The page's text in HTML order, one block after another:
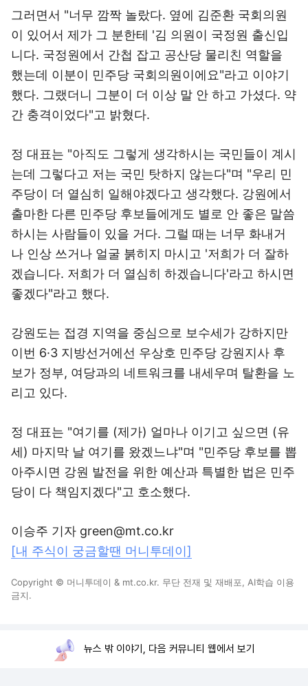
그러면서 "너무 깜짝 놀랐다. 옆에 김준환 국회의원
이 있어서 제가 그 분한테 '김 의원이 국정원 출신입
니다. 국정원에서 간첩 잡고 공산당 물리친 역할을
했는데 이분이 민주당 국회의원이에요"라고 이야기
했다. 그랬더니 그분이 더 이상 말 안 하고 가셨다. 약
간 충격이었다"고 밝혔다.
정 대표는 "아직도 그렇게 생각하시는 국민들이 계시
는데 그렇다고 저는 국민 탓하지 않는다"며 "우리 민
주당이 더 열심히 일해야겠다고 생각했다. 강원에서
출마한 다른 민주당 후보들에게도 별로 안 좋은 말씀
하시는 사람들이 있을 거다. 그럴 때는 너무 화내거
나 인상 쓰거나 얼굴 붉히지 마시고 '저희가 더 잘하
겠습니다. 저희가 더 열심히 하겠습니다'라고 하시면
좋겠다"라고 했다.
강원도는 접경 지역을 중심으로 보수세가 강하지만
이번 6·3 지방선거에선 우상호 민주당 강원지사 후
보가 정부, 여당과의 네트워크를 내세우며 탈환을 노
리고 있다.
정 대표는 "여기를 (제가) 얼마나 이기고 싶으면 (유
세) 마지막 날 여기를 왔겠느냐"며 "민주당 후보를 뽑
아주시면 강원 발전을 위한 예산과 특별한 법은 민주
당이 다 책임지겠다"고 호소했다.
이승주 기자 green@mt.co.kr
[내 주식이 궁금할땐 머니투데이]
Copyright © 머니투데이 & mt.co.kr. 무단 전재 및 재배포, AI학습 이용
금지.
뉴스 밖 이야기, 다음 커뮤니티 웹에서 보기